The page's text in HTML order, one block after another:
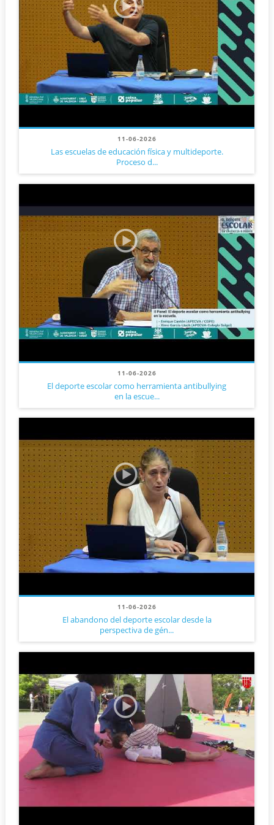
11-06-2026
Las escuelas de educación física y multideporte.
Proceso d...
11-06-2026
El deporte escolar como herramienta antibullying
en la escue...
11-06-2026
El abandono del deporte escolar desde la
perspectiva de gén...